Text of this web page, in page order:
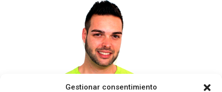
Gestionar consentimiento